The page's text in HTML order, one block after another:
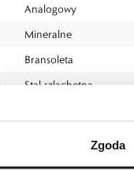
Zgoda
Analogowy
Mineralne
Bransoleta
Stal szlachetna